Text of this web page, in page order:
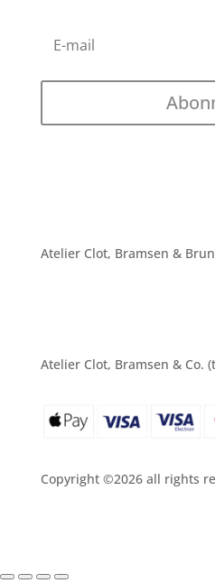
Atelier Clot, Bramsen &
Atelier Clot, Bramsen & Co.
Copyright ©2026 all rights